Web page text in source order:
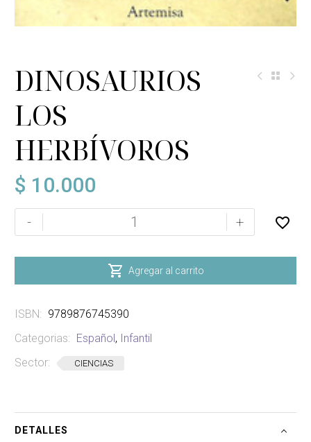
DINOSAURIOS
LOS
HERBÍVOROS
$ 10.000
-
DINOSAURIOS
LOS
+
 Agregar al carrito
ISBN: 9789876745390
Categorias:
Español , Infantil
Sector:
CIENCIAS
DETALLES